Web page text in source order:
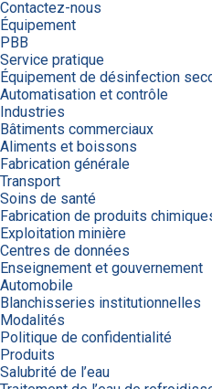
Contactez-nous
Équipement
PBB
Service pratique
Équipement de désinfection
Automatisation et contrôle
Industries
Bâtiments commerciaux
Aliments et boissons
Fabrication générale
Transport
Soins de santé
Fabrication de produits
Exploitation minière
Centres de données
Enseignement et gouvernement
Automobile
Blanchisseries institutionnelles
Modalités
Politique de confidentialité
Produits
Salubrité de l’eau